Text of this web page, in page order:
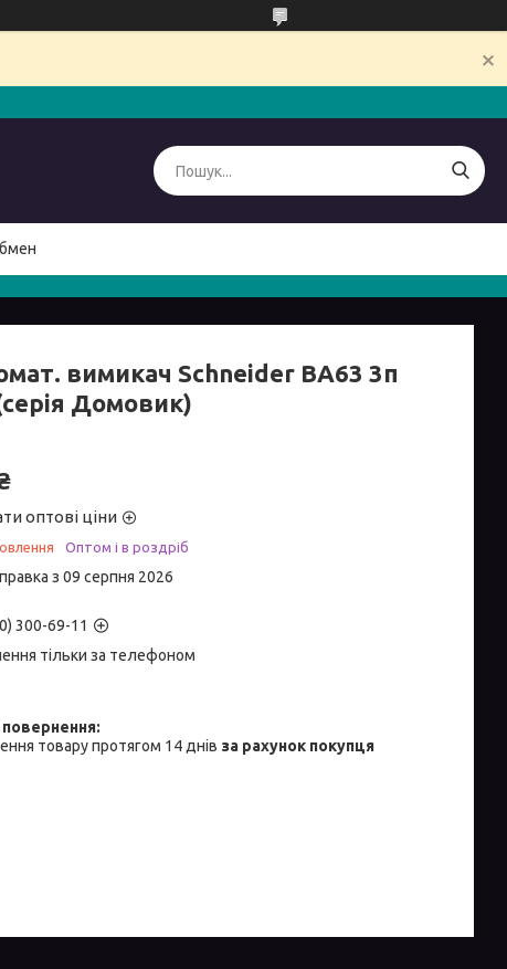
вимикач Schneider ВА63 3п
Домовик)
оптові ціни
Оптом і в роздріб
з 09 серпня 2026
300-69-11
тільки за телефоном
товару протягом 14 днів за рахунок покупця